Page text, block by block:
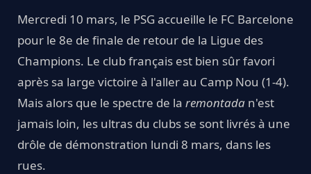
Mercredi 10 mars, le PSG accueille le FC Barcelone
pour le 8e de finale de retour de la Ligue des
Champions. Le club français est bien sûr favori
après sa large victoire à l'aller au Camp Nou (1-4).
Mais alors que le spectre de la remontada n'est
jamais loin, les ultras du clubs se sont livrés à une
drôle de démonstration lundi 8 mars, dans les
rues.